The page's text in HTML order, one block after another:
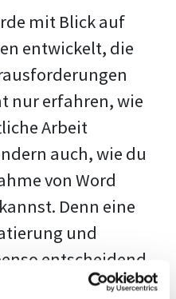
mit Blick auf
entwickelt, die
nur erfahren, wie
Arbeit
auch, wie du
von Word
Denn eine
und
entscheidend
Prüfer hat